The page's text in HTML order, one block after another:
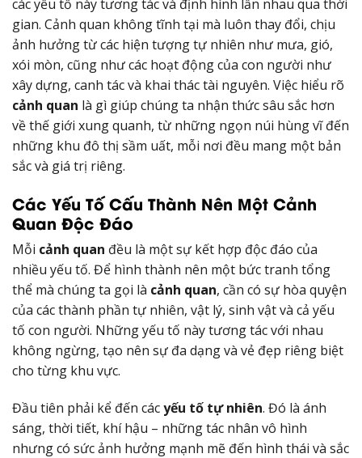
các yếu tố này tương tác và định hình lẫn nhau qua thời
gian. Cảnh quan không tĩnh tại mà luôn thay đổi, chịu
ảnh hưởng từ các hiện tượng tự nhiên như mưa, gió,
xói mòn, cũng như các hoạt động của con người như
xây dựng, canh tác và khai thác tài nguyên. Việc hiểu rõ
cảnh quan là gì giúp chúng ta nhận thức sâu sắc hơn
về thế giới xung quanh, từ những ngọn núi hùng vĩ đến
những khu đô thị sầm uất, mỗi nơi đều mang một bản
sắc và giá trị riêng.
Các Yếu Tố Cấu Thành Nên Một Cảnh
Quan Độc Đáo
Mỗi cảnh quan đều là một sự kết hợp độc đáo của
nhiều yếu tố. Để hình thành nên một bức tranh tổng
thể mà chúng ta gọi là cảnh quan, cần có sự hòa quyện
của các thành phần tự nhiên, vật lý, sinh vật và cả yếu
tố con người. Những yếu tố này tương tác với nhau
không ngừng, tạo nên sự đa dạng và vẻ đẹp riêng biệt
cho từng khu vực.
Đầu tiên phải kể đến cácyếu tố tự nhiên. Đó là ánh
sáng, thời tiết, khí hậu – những tác nhân vô hình
nhưng có sức ảnh hưởng mạnh mẽ đến hình thái và sắc